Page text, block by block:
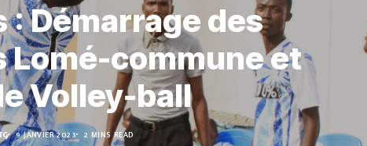
Démarrage des
Lomé-commune et
Volley-ball
9 JANVIER 2023 2 MINS READ